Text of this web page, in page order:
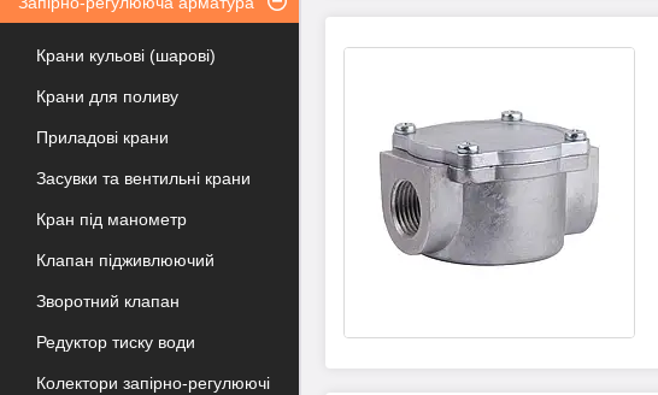
Крани кульові (шарові)
Крани для поливу
Приладові крани
Засувки та вентильні крани
Кран під манометр
Клапан підживлюючий
Зворотний клапан
Редуктор тиску води
Колектори запірно-регулюючі